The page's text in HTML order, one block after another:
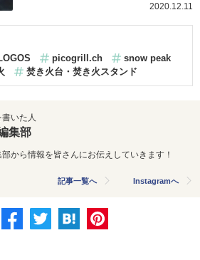
2020.12.11
picogrill.ch
snow peak
焚き火台・焚き火スタンド
いた人
集部
部から情報を皆さんにお伝えしていきます！
記事一覧へ Instagramへ